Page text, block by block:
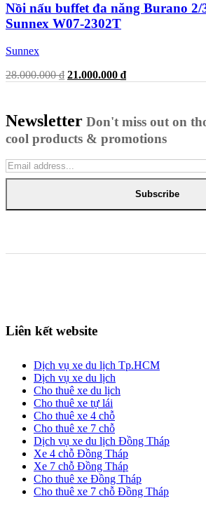
Nồi nấu buffet đa năng Burano 2/
Sunnex W07-2302T
Sunnex
28.000.000₫ Original
21.000.000 ₫Current
Newsletter Don't miss out on
cool products & promotions
Subscribe
Liên kết website
Dịch vụ xe du lịch Tp.HCM
Dịch vụ xe du lịch
Cho thuê xe du lịch
Cho thuê xe tự lái
Cho thuê xe 4 chỗ
Cho thuê xe 7 chỗ
Dịch vụ xe du lịch Đồng Tháp
Xe 4 chỗ Đồng Tháp
Xe 7 chỗ Đồng Tháp
Cho thuê xe Đồng Tháp
Cho thuê xe 7 chỗ Đồng Tháp